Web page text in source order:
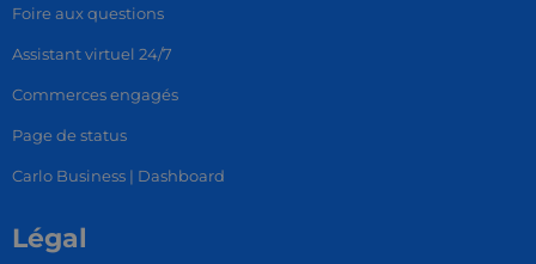
Foire aux questions
Assistant virtuel 24/7
Commerces engagés
Page de status
Carlo Business | Dashboard
Légal